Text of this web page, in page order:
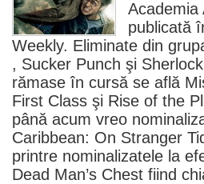
Academia
publicată
Weekly. Eliminate din
, Sucker Punch şi
rămase în cursă se află
First Class şi Rise of the
până acum vreo
Caribbean: On Stranger
printre nominalizatele la
Dead Man’s Chest fiind